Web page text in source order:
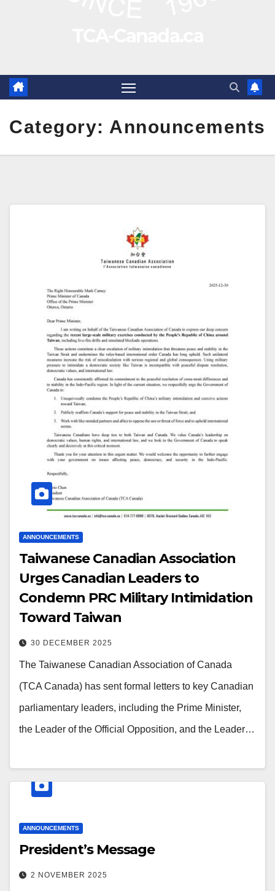
Category: Announcements
ANNOUNCEMENTS
Taiwanese Canadian Association
Urges Canadian Leaders to
Condemn PRC Military Intimidation
Toward Taiwan
30 DECEMBER 2025
The Taiwanese Canadian Association of Canada
(TCA Canada) has sent formal letters to key Canadian
parliamentary leaders, including the Prime Minister,
the Leader of the Official Opposition, and the Leader…
ANNOUNCEMENTS
President’s Message
2 NOVEMBER 2025